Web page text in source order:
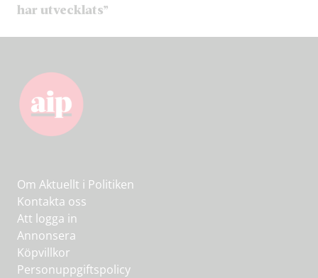
har utvecklats”
Om Aktuellt i Politiken
Kontakta oss
Att logga in
Annonsera
Köpvillkor
Personuppgiftspolicy